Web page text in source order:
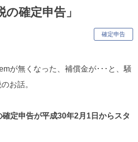
確定申告」
キ
ー
ド
確定申告
が無くなった、補償金が･･･と、騒
お話。
定申告が平成30年2月1日からスタ